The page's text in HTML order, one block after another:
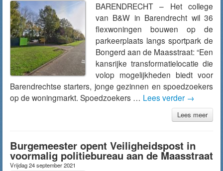
BARENDRECHT – Het college
van B&W in Barendrecht wil 36
flexwoningen bouwen op de
parkeerplaats langs sportpark de
Bongerd aan de Maasstraat: “Een
kansrijke transformatielocatie die
volop mogelijkheden biedt voor
Barendrechtse starters, jonge gezinnen en spoedzoekers
op de woningmarkt. Spoedzoekers … Lees verder →
Lees meer
Burgemeester opent Veiligheidspost in
voormalig politiebureau aan de Maasstraat
Vrijdag 24 september 2021